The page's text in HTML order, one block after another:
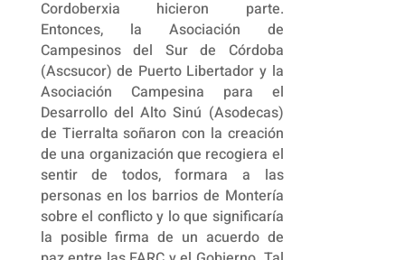
Cordoberxia hicieron parte.
Entonces, la Asociación de
Campesinos del Sur de Córdoba
(Ascsucor) de Puerto Libertador y la
Asociación Campesina para el
Desarrollo del Alto Sinú (Asodecas)
de Tierralta soñaron con la creación
de una organización que recogiera el
sentir de todos, formara a las
personas en los barrios de Montería
sobre el conflicto y lo que significaría
la posible firma de un acuerdo de